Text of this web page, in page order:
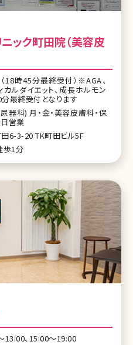
18時45分最終受付）※AGA、
カルダイエット、成長ホルモン
最終受付となります
器科) 月・金・美容皮膚科・保
営業
6-3-20 TK町田ビル5F
歩1分
13:00、15:00～19:00